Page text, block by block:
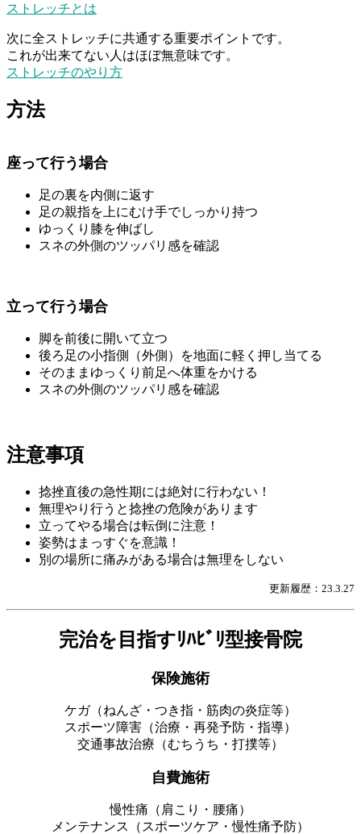
ストレッチとは
次に全ストレッチに共通する重要ポイントです。
これが出来てない人はほぼ無意味です。
ストレッチのやり方
方法
座って行う場合
足の裏を内側に返す
足の親指を上にむけ手でしっかり持つ
ゆっくり膝を伸ばし
スネの外側のツッパリ感を確認
立って行う場合
脚を前後に開いて立つ
後ろ足の小指側（外側）を地面に軽く押し当てる
そのままゆっくり前足へ体重をかける
スネの外側のツッパリ感を確認
注意事項
捻挫直後の急性期には絶対に行わない！
無理やり行うと捻挫の危険があります
立ってやる場合は転倒に注意！
姿勢はまっすぐを意識！
別の場所に痛みがある場合は無理をしない
更新履歴：23.3.27
完治を目指すﾘﾊﾋﾞﾘ型接骨院
保険施術
ケガ（ねんざ・つき指・筋肉の炎症等）
スポーツ障害（治療・再発予防・指導）
交通事故治療（むちうち・打撲等）
自費施術
慢性痛（肩こり・腰痛）
メンテナンス（スポーツケア・慢性痛予防）